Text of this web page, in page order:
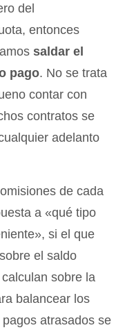
del
entonces
saldar el
pago. No se trata
contar con
contratos se
adelanto
de cada
a «qué tipo
si el que
el saldo
sobre la
balancear los
atrasados se